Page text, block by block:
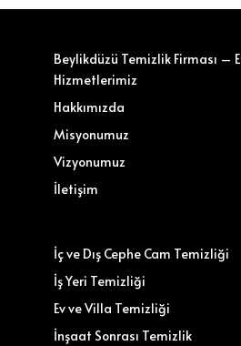
Beylikdüzü Temizlik Firması –
Hizmetlerimiz
Hakkımızda
Misyonumuz
Vizyonumuz
İletişim
İç ve Dış Cephe Cam Temizliği
İş Yeri Temizliği
Ev ve Villa Temizliği
İnşaat Sonrası Temizlik